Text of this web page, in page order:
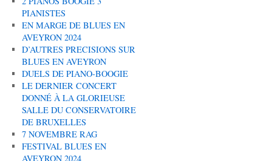
PIANISTES
EN MARGE DE BLUES EN
AVEYRON 2024
D’AUTRES PRECISIONS SUR
BLUES EN AVEYRON
DUELS DE PIANO-BOOGIE
LE DERNIER CONCERT
DONNÉ À LA GLORIEUSE
SALLE DU CONSERVATOIRE
DE BRUXELLES
7 NOVEMBRE RAG
FESTIVAL BLUES EN
AVEYRON 2024